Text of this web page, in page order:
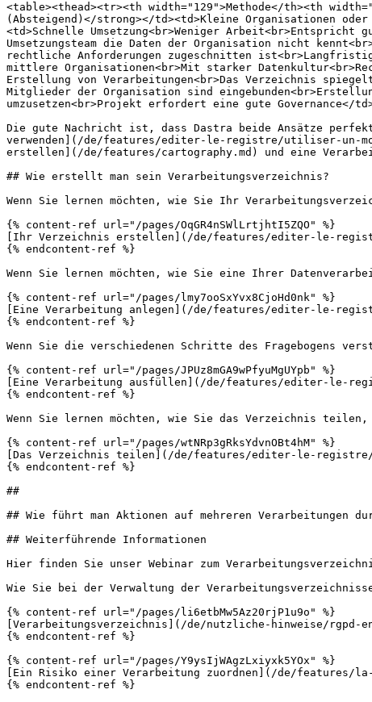
<table><thead><tr><th width="129">Methode</th><th
(Absteigend)</strong></td><td>Kleine Organisationen
<td>Schnelle Umsetzung<br>Weniger Arbeit<br>Entspricht
Umsetzungsteam die Daten der Organisation nicht
rechtliche Anforderungen zugeschnitten
mittlere Organisationen<br>Mit starker
Erstellung von Verarbeitungen<br>Das Verzeichnis
Mitglieder der Organisation sind
umzusetzen<br>Projekt erfordert eine gute Governance</
Die gute Nachricht ist, dass Dastra beide Ansätze
verwenden](/de/features/editer-le-registre/utiliser-un-
erstellen](/de/features/cartography.md) und eine
## Wie erstellt man sein Verarbeitungsverzeichnis?
Wenn Sie lernen möchten, wie Sie Ihr
{% content-ref url="/pages/OqGR4nSWlLrtjhtI5ZQO" %}
[Ihr Verzeichnis erstellen](/de/features/editer-le-
{% endcontent-ref %}
Wenn Sie lernen möchten, wie Sie eine Ihrer
{% content-ref url="/pages/lmy7ooSxYvx8CjoHd0nk" %}
[Eine Verarbeitung anlegen](/de/features/editer-le-
{% endcontent-ref %}
Wenn Sie die verschiedenen Schritte des Fragebogens
{% content-ref url="/pages/JPUz8mGA9wPfyuMgUYpb" %}
[Eine Verarbeitung ausfüllen](/de/features/editer-le-
{% endcontent-ref %}
Wenn Sie lernen möchten, wie Sie das Verzeichnis
{% content-ref url="/pages/wtNRp3gRksYdvnOBt4hM" %}
[Das Verzeichnis teilen](/de/features/editer-le-
{% endcontent-ref %}
##
## Wie führt man Aktionen auf mehreren Verarbeitungen
## Weiterführende Informationen
Hier finden Sie unser Webinar zum
Wie Sie bei der Verwaltung der
{% content-ref url="/pages/li6etbMw5Az20rjP1u9o" %}
[Verarbeitungsverzeichnis](/de/nutzliche-hinweise/rgpd-
{% endcontent-ref %}
{% content-ref url="/pages/Y9ysIjWAgzLxiyxk5YOx" %}
[Ein Risiko einer Verarbeitung zuordnen](/de/features/
{% endcontent-ref %}